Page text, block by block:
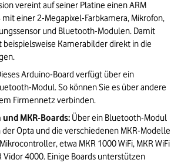
vereint auf seiner Platine einen ARM
einer 2-Megapixel-Farbkamera, Mikrofon,
und Bluetooth-Modulen. Damit
beispielsweise Kamerabilder direkt in die
Arduino-Board verfügt über ein
Modul. So können Sie es über andere
Firmennetz verbinden.
MKR-Boards: Über ein Bluetooth-Modul
Opta und die verschiedenen MKR-Modelle
etwa MKR 1000 WiFi, MKR WiFi
Vidor 4000. Einige Boards unterstützen